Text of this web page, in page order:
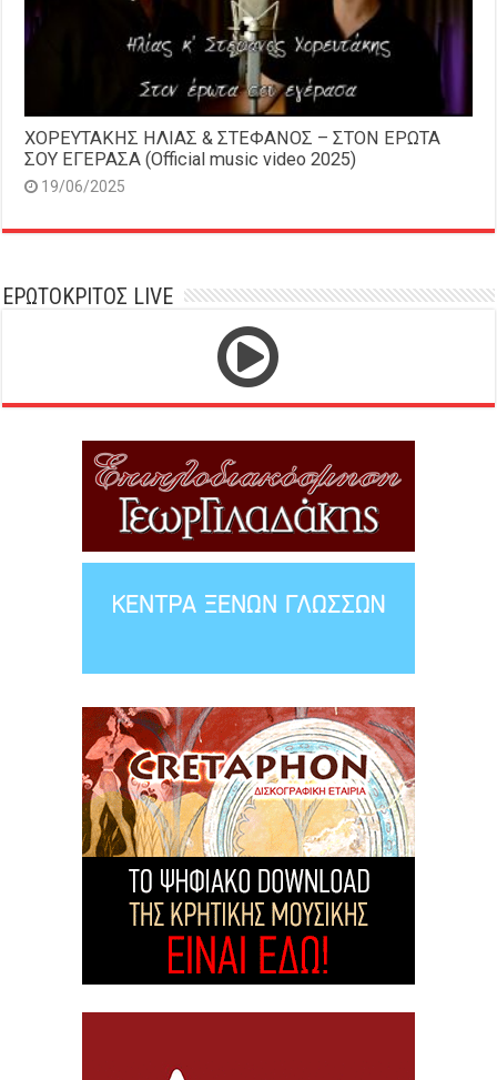
ΧΟΡΕΥΤΑΚΗΣ ΗΛΙΑΣ & ΣΤΕΦΑΝΟΣ – ΣΤΟΝ ΕΡΩΤΑ
ΣΟΥ ΕΓΕΡΑΣΑ (Official music video 2025)
19/06/2025
ΕΡΩΤΟΚΡΙΤΟΣ LIVE